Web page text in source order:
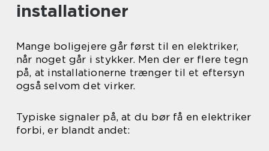
installationer
Mange boligejere går først til en elektriker,
når noget går i stykker. Men der er flere tegn
på, at installationerne trænger til et eftersyn
også selvom det virker.
Typiske signaler på, at du bør få en elektriker
forbi, er blandt andet: